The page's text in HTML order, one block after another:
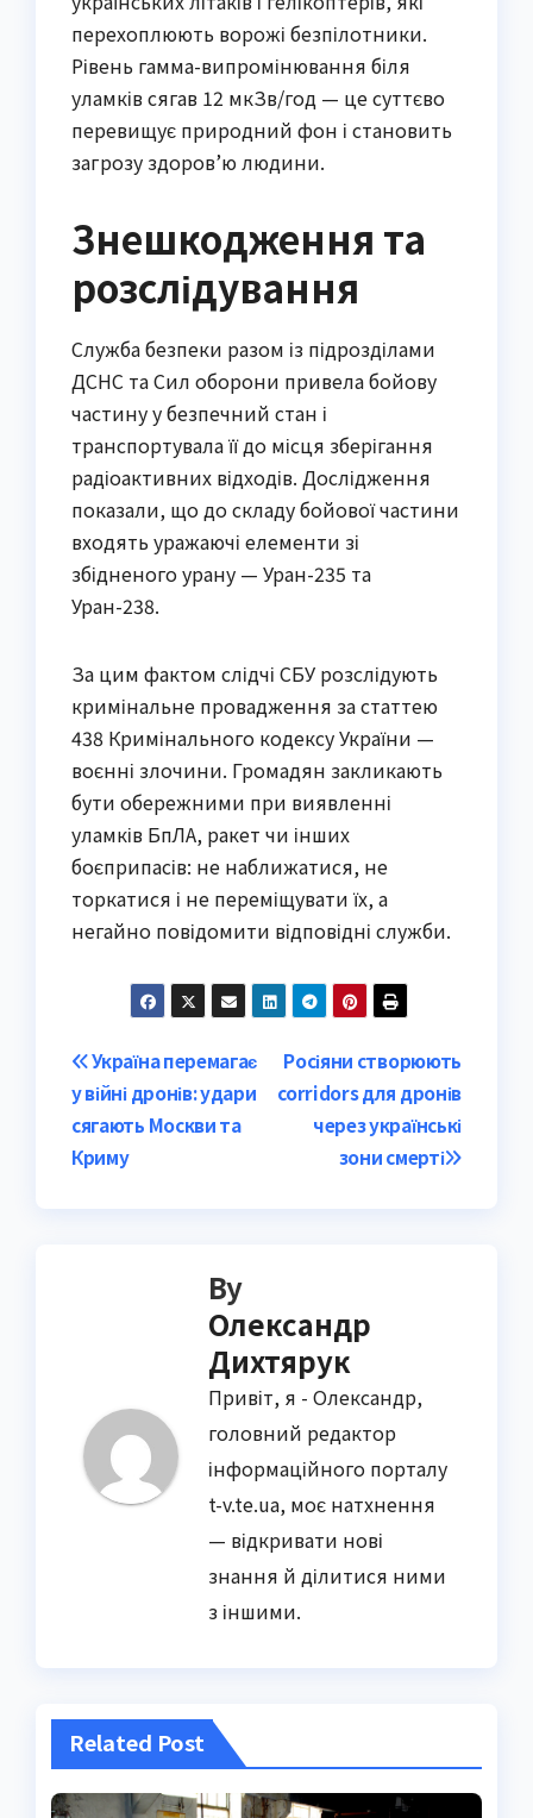
перехоплюють ворожі безпілотники.
Рівень гамма-випромінювання біля
уламків сягав 12 мкЗв/год — це суттєво
перевищує природний фон і становить
загрозу здоров’ю людини.
Знешкодження та
розслідування
Служба безпеки разом із підрозділами
ДСНС та Сил оборони привела бойову
частину у безпечний стан і
транспортувала її до місця зберігання
радіоактивних відходів. Дослідження
показали, що до складу бойової частини
входять уражаючі елементи зі
збідненого урану — Уран-235 та
Уран-238.
За цим фактом слідчі СБУ розслідують
кримінальне провадження за статтею
438 Кримінального кодексу України —
воєнні злочини. Громадян закликають
бути обережними при виявленні
уламків БпЛА, ракет чи інших
боєприпасів: не наближатися, не
торкатися і не переміщувати їх, а
негайно повідомити відповідні служби.
Post
navigation
Росіяни створюють
corridors для дронів
через українські
зони смерті
Україна перемагає
у війні дронів: удари
сягають Москви та
Криму
By
Олександр
Дихтярук
Привіт, я - Олександр,
головний редактор
інформаційного порталу
t-v.te.ua, моє натхнення
— відкривати нові
знання й ділитися ними
з іншими.
Related Post